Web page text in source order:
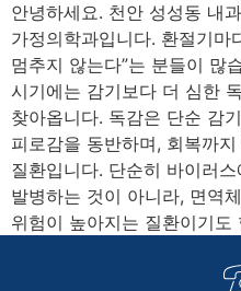
안녕하세요. 천안 성성동 내
가정의학과입니다. 환절기마
멈추지 않는다”는 분들이 많
시기에는 감기보다 더 심한
찾아옵니다. 독감은 단순 감
피로감을 동반하며, 회복까
질환입니다. 단순히 바이러
발병하는 것이 아니라, 면역
위험이 높아지는 질환이기